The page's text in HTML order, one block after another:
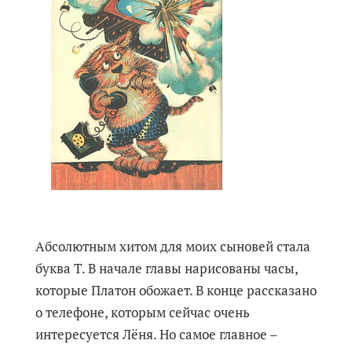
Абсолютным хитом для моих сыновей стала
буква Т. В начале главы нарисованы часы,
которые Платон обожает. В конце рассказано
о телефоне, которым сейчас очень
интересуется Лёня. Но самое главное –